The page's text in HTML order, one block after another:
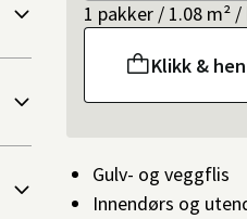
1 pakker / 1.08 m² /
Klikk &
Gulv- og veggflis
Innendørs og